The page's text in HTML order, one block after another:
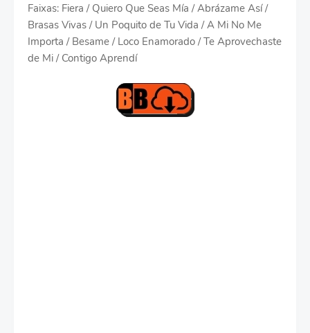
Faixas: Fiera / Quiero Que Seas Mía / Abrázame Así /
Brasas Vivas / Un Poquito de Tu Vida / A Mi No Me
Importa / Besame / Loco Enamorado / Te Aprovechaste
de Mi / Contigo Aprendí